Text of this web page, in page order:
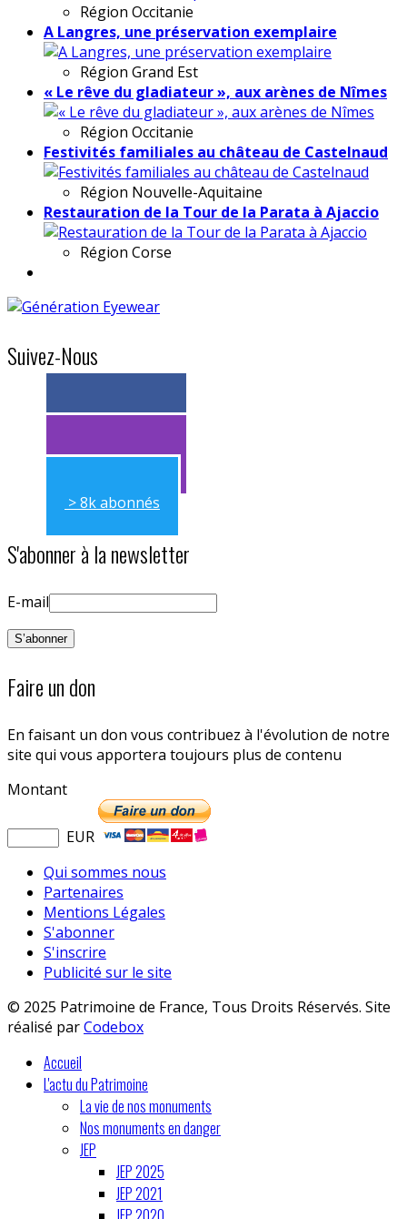
Région Occitanie
A Langres, une préservation exemplaire
Région Grand Est
« Le rêve du gladiateur », aux arènes de Nîmes
Région Occitanie
Festivités familiales au château de Castelnaud
Région Nouvelle-Aquitaine
Restauration de la Tour de la Parata à Ajaccio
Région Corse
Suivez-Nous
> 11k abonnés
> 11k abonnés
> 8k abonnés
S'abonner à la newsletter
E-mail
Faire un don
En faisant un don vous contribuez à l'évolution de notre
site qui vous apportera toujours plus de contenu
Montant
EUR
Qui sommes nous
Partenaires
Mentions Légales
S'abonner
S'inscrire
Publicité sur le site
© 2025 Patrimoine de France, Tous Droits Réservés. Site
réalisé parCodebox
Accueil
L'actu du Patrimoine
La vie de nos monuments
Nos monuments en danger
JEP
JEP 2025
JEP 2021